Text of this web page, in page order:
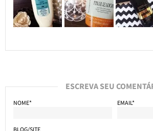
ESCREVA SEU
NOME* EMAIL*
BLOG/SITE